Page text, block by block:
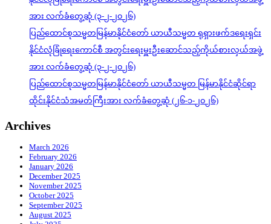
အား လက်ခံတွေ့ဆုံ (၃-၂-၂၀၂၆)
ပြည်ထောင်စုသမ္မတမြန်မာနိုင်ငံတော် ယာယီသမ္မတ ရုရှားဖက်ဒရေးရှင်း
နိုင်ငံလုံခြုံရေးကောင်စီ အတွင်းရေးမှူးဦးဆောင်သည့်ကိုယ်စားလှယ်အဖွဲ့
အား လက်ခံတွေ့ဆုံ (၃-၂-၂၀၂၆)
ပြည်ထောင်စုသမ္မတမြန်မာနိုင်ငံတော် ယာယီသမ္မတ မြန်မာနိုင်ငံဆိုင်ရာ
ထိုင်းနိုင်ငံသံအမတ်ကြီးအား လက်ခံတွေ့ဆုံ (၂၆-၁-၂၀၂၆)
Archives
March 2026
February 2026
January 2026
December 2025
November 2025
October 2025
September 2025
August 2025